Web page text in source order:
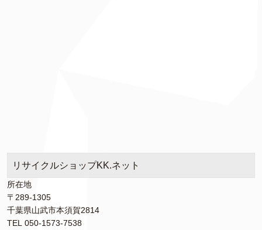
リサイクルショップKK.ネット
所在地
〒289-1305
千葉県山武市本須賀2814
TEL 050-1573-7538